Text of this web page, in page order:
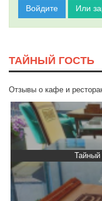
Войдите Или
ТАЙНЫЙ ГОСТЬ
Отзывы о кафе и
Тайный